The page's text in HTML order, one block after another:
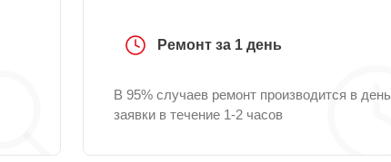
Ремонт за 1 день
В 95% случаев ремонт производится в день
заявки в течение 1-2 часов